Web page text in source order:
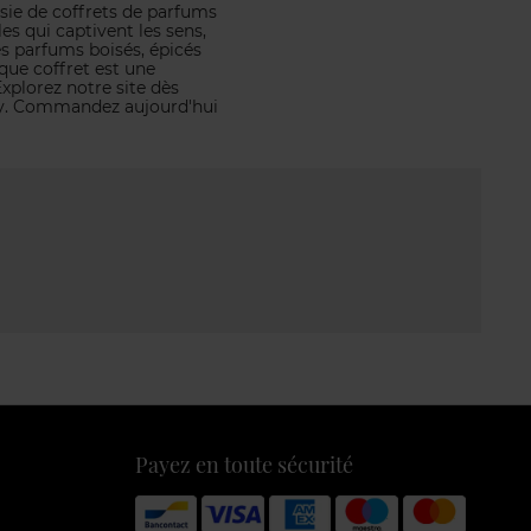
de coffrets de parfums
qui captivent les sens,
parfums boisés, épicés
coffret est une
notre site dès
Commandez aujourd'hui
Payez en toute sécurité